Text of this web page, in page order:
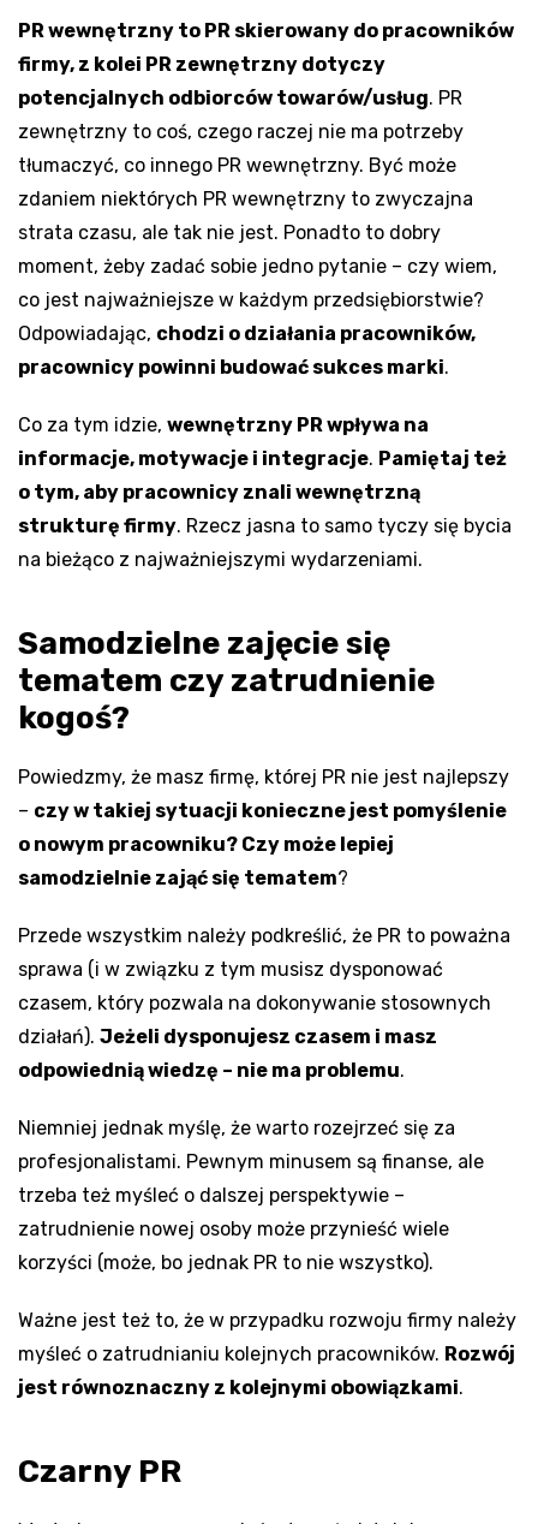
PR wewnętrzny to PR skierowany do pracowników
firmy, z kolei PR zewnętrzny dotyczy
potencjalnych odbiorców towarów/usług. PR
zewnętrzny to coś, czego raczej nie ma potrzeby
tłumaczyć, co innego PR wewnętrzny. Być może
zdaniem niektórych PR wewnętrzny to zwyczajna
strata czasu, ale tak nie jest. Ponadto to dobry
moment, żeby zadać sobie jedno pytanie – czy wiem,
co jest najważniejsze w każdym przedsiębiorstwie?
Odpowiadając, chodzi o działania pracowników,
pracownicy powinni budować sukces marki.
Co za tym idzie, wewnętrzny PR wpływa na
informacje, motywacje i integracje. Pamiętaj też
o tym, aby pracownicy znali wewnętrzną
strukturę firmy. Rzecz jasna to samo tyczy się bycia
na bieżąco z najważniejszymi wydarzeniami.
Samodzielne zajęcie się
tematem czy zatrudnienie
kogoś?
Powiedzmy, że masz firmę, której PR nie jest najlepszy
– czy w takiej sytuacji konieczne jest pomyślenie
o nowym pracowniku? Czy może lepiej
samodzielnie zająć się tematem?
Przede wszystkim należy podkreślić, że PR to poważna
sprawa (i w związku z tym musisz dysponować
czasem, który pozwala na dokonywanie stosownych
działań). Jeżeli dysponujesz czasem i masz
odpowiednią wiedzę – nie ma problemu.
Niemniej jednak myślę, że warto rozejrzeć się za
profesjonalistami. Pewnym minusem są finanse, ale
trzeba też myśleć o dalszej perspektywie –
zatrudnienie nowej osoby może przynieść wiele
korzyści (może, bo jednak PR to nie wszystko).
Ważne jest też to, że w przypadku rozwoju firmy należy
myśleć o zatrudnianiu kolejnych pracowników. Rozwój
jest równoznaczny z kolejnymi obowiązkami.
Czarny PR